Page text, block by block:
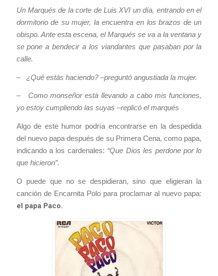
Un Marqués de la corte de Luis XVI un día, entrando en el
dormitorio de su mujer, la encuentra en los brazos de un
obispo. Ante esta escena, el Marqués se va a la ventana y
se pone a bendecir a los viandantes que pasaban por la
calle.
– ¿Qué estás haciendo? –preguntó angustiada la mujer.
– Como monseñor está llevando a cabo mis funciones,
yo estoy cumpliendo las suyas –replicó el marqués
Algo de este humor podría encontrarse en la despedida
del nuevo papa después de su Primera Cena, como papa,
indicando a los cardenales: “Que Dios les perdone por lo
que hicieron”.
O puede que no se despidieran, sino que eligieran la
canción de Encarnita Polo para proclamar al nuevo papa:
el papa Paco.